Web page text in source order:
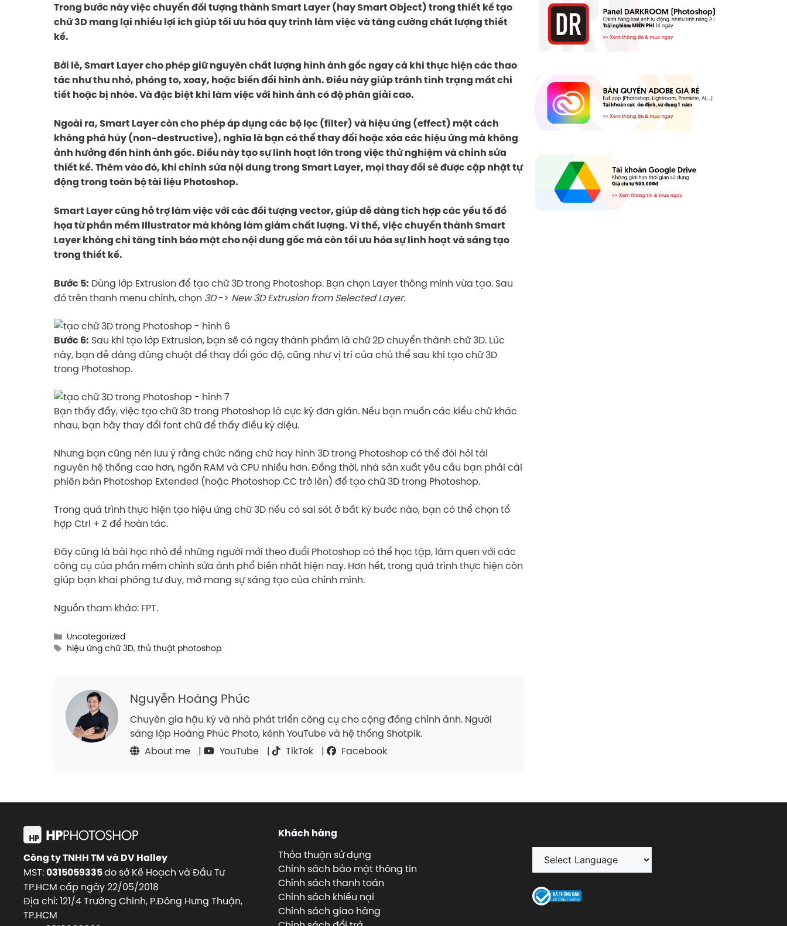
Trong bước này việc chuyển đối tượng thành Smart Layer (hay Smart Object) trong thiết kế tạo
chữ 3D mang lại nhiều lợi ích giúp tối ưu hóa quy trình làm việc và tăng cường chất lượng thiết
kế.
Bởi lẽ, Smart Layer cho phép giữ nguyên chất lượng hình ảnh gốc ngay cả khi thực hiện các thao
tác như thu nhỏ, phóng to, xoay, hoặc biến đổi hình ảnh. Điều này giúp tránh tình trạng mất chi
tiết hoặc bị nhòe. Và đặc biệt khi làm việc với hình ảnh có độ phân giải cao.
Ngoài ra, Smart Layer còn cho phép áp dụng các bộ lọc (filter) và hiệu ứng (effect) một cách
không phá hủy (non-destructive), nghĩa là bạn có thể thay đổi hoặc xóa các hiệu ứng mà không
ảnh hưởng đến hình ảnh gốc. Điều này tạo sự linh hoạt lớn trong việc thử nghiệm và chỉnh sửa
thiết kế. Thêm vào đó, khi chỉnh sửa nội dung trong Smart Layer, mọi thay đổi sẽ được cập nhật tự
động trong toàn bộ tài liệu Photoshop.
Smart Layer cũng hỗ trợ làm việc với các đối tượng vector, giúp dễ dàng tích hợp các yếu tố đồ
họa từ phần mềm Illustrator mà không làm giảm chất lượng. Vì thế, việc chuyển thành Smart
Layer không chỉ tăng tính bảo mật cho nội dung gốc mà còn tối ưu hóa sự linh hoạt và sáng tạo
trong thiết kế.
Bước 5: Dùng lớp Extrusion để tạo chữ 3D trong Photoshop. Bạn chọn Layer thông minh vừa tạo. Sau
đó trên thanh menu chính, chọn 3D-> New 3D Extrusion from Selected Layer.
Bước 6: Sau khi tạo lớp Extrusion, bạn sẽ có ngay thành phẩm là chữ 2D chuyển thành chữ 3D. Lúc
này, bạn dễ dàng dùng chuột để thay đổi góc độ, cũng như vị trí của chủ thể sau khi tạo chữ 3D
trong Photoshop.
Bạn thấy đấy, việc tạo chữ 3D trong Photoshop là cực kỳ đơn giản. Nếu bạn muốn các kiểu chữ khác
nhau, bạn hãy thay đổi font chữ để thấy điều kỳ diệu.
Nhưng bạn cũng nên lưu ý rằng chức năng chữ hay hình 3D trong Photoshop có thể đòi hỏi tài
nguyên hệ thống cao hơn, ngốn RAM và CPU nhiều hơn. Đồng thời, nhà sản xuất yêu cầu bạn phải cài
phiên bản Photoshop Extended (hoặc Photoshop CC trở lên) để tạo chữ 3D trong Photoshop.
Trong quá trình thực hiện tạo hiệu ứng chữ 3D nếu có sai sót ở bất kỳ bước nào, bạn có thể chọn tổ
hợp Ctrl + Z để hoàn tác.
Đây cũng là bài học nhỏ để những người mới theo đuổi Photoshop có thể học tập, làm quen với các
công cụ của phần mềm chỉnh sửa ảnh phổ biến nhất hiện nay. Hơn hết, trong quá trình thực hiện còn
giúp bạn khai phóng tư duy, mở mang sự sáng tạo của chính mình.
Nguồn tham khảo: FPT.
Categories
Uncategorized
Tags
hiệu ứng chữ 3D, thủ thuật photoshop
Nguyễn Hoàng Phúc
Chuyên gia hậu kỳ và nhà phát triển công cụ cho cộng đồng chỉnh ảnh. Người
sáng lập Hoàng Phúc Photo, kênh YouTube và hệ thống Shotpik.
About me
| YouTube | TikTok | Facebook
Công ty TNHH TM và DV Halley
MST:0315059335do sở Kế Hoạch và Đầu Tư
TP.HCM cấp ngày 22/05/2018
Địa chỉ: 121/4 Trường Chinh, P.Đông Hưng Thuận,
TP.HCM
Khách hàng
Thỏa thuận sử dụng
Chính sách bảo mật thông tin
Chính sách thanh toán
Chính sách khiếu nại
Chính sách giao hàng